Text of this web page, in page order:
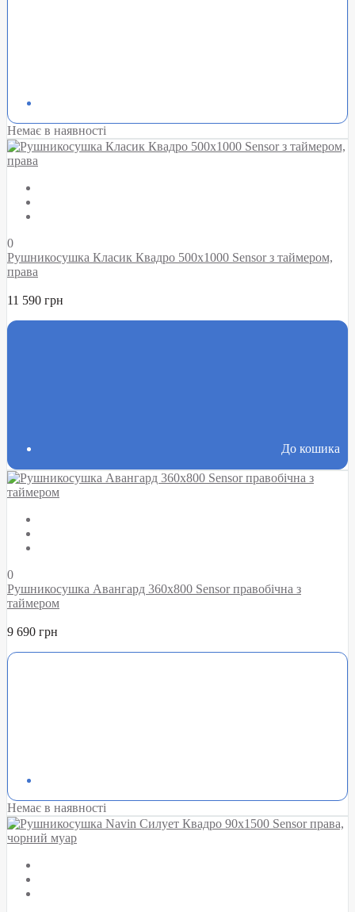
Немає в наявності
0
Рушникосушка Класик Квадро 500х1000 Sensor з таймером,
права
11 590 грн
До кошика
0
Рушникосушка Авангард 360х800 Sensor правобічна з
таймером
9 690 грн
Немає в наявності